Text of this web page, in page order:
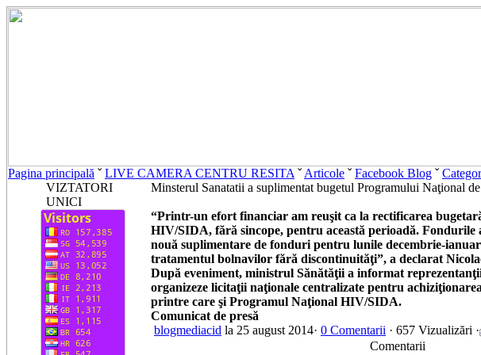
Pagina principală ˇLIVE CAMERA CENTRU RESITA ˇArticole ˇFacebook Blog ˇ
VIZTATORI
UNICI
Minsterul Sanatatii a suplimentat bugetul Programului Naţional
“Printr-un efort financiar am reuşit ca la rectificarea
HIV/SIDA, fără sincope, pentru această perioadă.
nouă suplimentare de fonduri pentru lunile decembrie-
tratamentul bolnavilor fără discontinuităţi”, a declarat
După eveniment, ministrul Sănătăţii a informat
organizeze licitaţii naţionale centralizate pentru
printre care şi Programul Naţional HIV/SIDA.
Comunicat de presă
blogmediacid la 25 august 2014· 0 Comentarii · 657 Vizualizări ·
Comentarii